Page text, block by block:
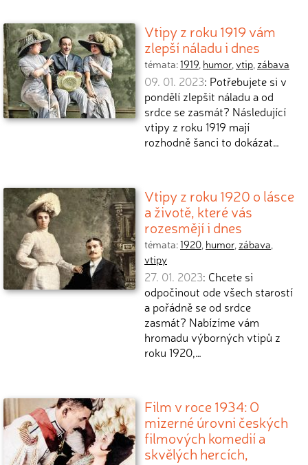
Vtipy z roku 1919 vám
zlepší náladu i dnes
témata:1919, humor,vtip, zábava
09. 01. 2023: Potřebujete si v
pondělí zlepšit náladu a od
srdce se zasmát? Následující
vtipy z roku 1919 mají
rozhodně šanci to dokázat…
Vtipy z roku 1920 o lásce
a životě, které vás
rozesmějí i dnes
témata:1920, humor, zábava,
vtipy
27. 01. 2023: Chcete si
odpočinout ode všech starostí
a pořádně se od srdce
zasmát? Nabízíme vám
hromadu výborných vtipů z
roku 1920,…
Film v roce 1934: O
mizerné úrovni českých
filmových komedií a
skvělých hercích,